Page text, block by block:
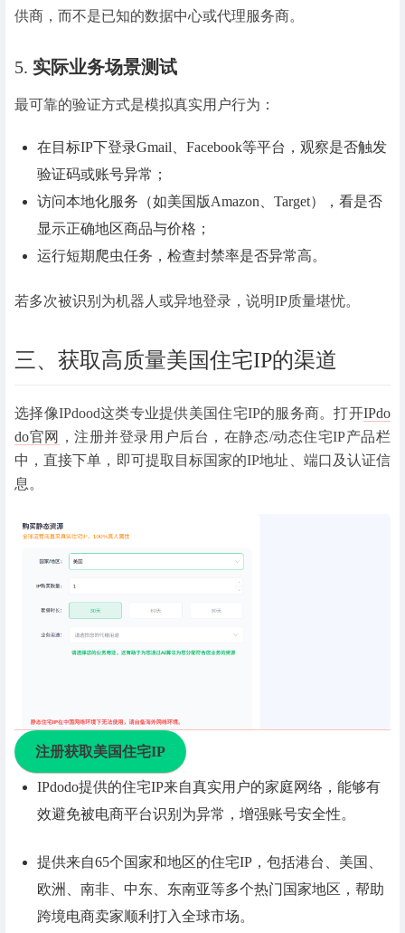
供商，而不是已知的数据中心或代理服务商。
5. 实际业务场景测试
最可靠的验证方式是模拟真实用户行为：
在目标IP下登录Gmail、Facebook等平台，观察是否触发
验证码或账号异常；
访问本地化服务（如美国版Amazon、Target），看是否
显示正确地区商品与价格；
运行短期爬虫任务，检查封禁率是否异常高。
若多次被识别为机器人或异地登录，说明IP质量堪忧。
三、获取高质量美国住宅IP的渠道
选择像IPdood这类专业提供美国住宅IP的服务商。打开IPdo
do官网
，注册并登录用户后台，在静态/动态住宅IP产品栏
中，直接下单，即可提取目标国家的IP地址、端口及认证信
息。
注册获取美国住宅IP
IPdodo提供的住宅IP来自真实用户的家庭网络，能够有
效避免被电商平台识别为异常，增强账号安全性。
提供来自65个国家和地区的住宅IP，包括港台、美国、
欧洲、南非、中东、东南亚等多个热门国家地区，帮助
跨境电商卖家顺利打入全球市场。